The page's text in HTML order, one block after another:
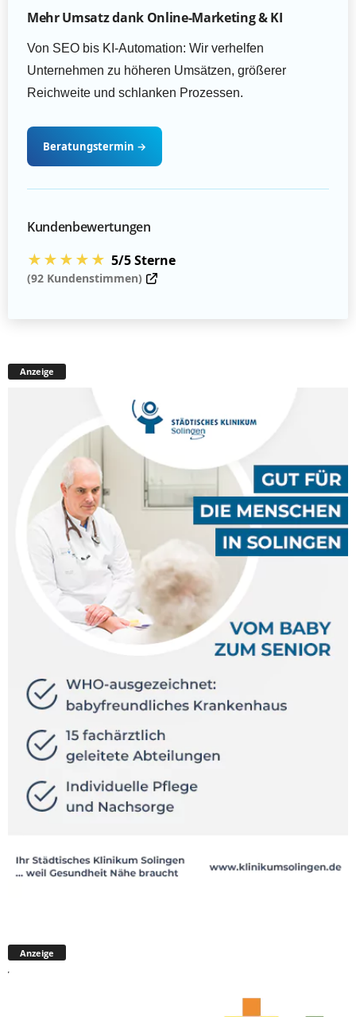
Mehr Umsatz dank Online-Marketing & KI
Von SEO bis KI-Automation: Wir verhelfen
Unternehmen zu höheren Umsätzen, größerer
Reichweite und schlanken Prozessen.
Beratungstermin →
Kundenbewertungen
★★★★★ 5/5 Sterne
(92 Kundenstimmen)
Anzeige
Anzeige